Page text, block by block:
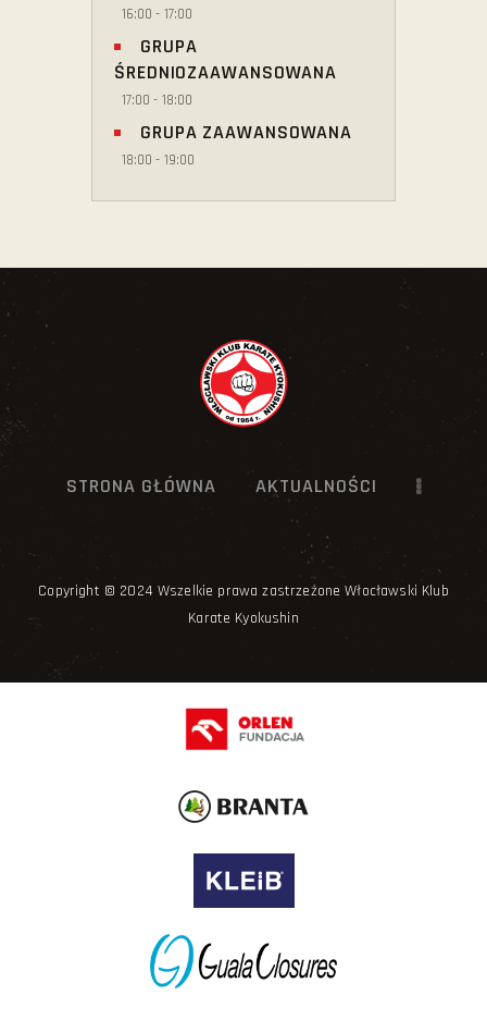
16:00 - 17:00
GRUPA
ŚREDNIOZAAWANSOWANA
17:00 - 18:00
GRUPA ZAAWANSOWANA
18:00 - 19:00
STRONA GŁÓWNA AKTUALNOŚCI
Copyright © 2024 Wszelkie prawa zastrzeżone Włocławski Klub
Karate Kyokushin